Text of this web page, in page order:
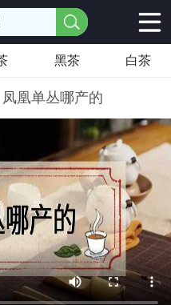
黑茶 白茶
凰单丛哪产的